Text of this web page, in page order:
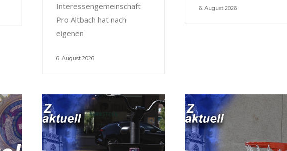
Interessengemeinschaft
Pro Altbach hat nach
eigenen
6. August 2026
6. August 2026